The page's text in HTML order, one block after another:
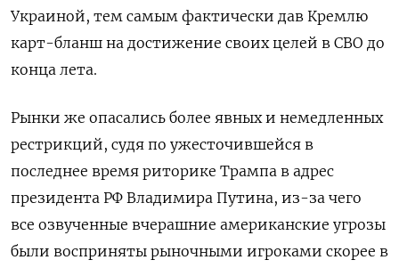
Украиной, тем самым фактически дав Кремлю
карт-бланш на достижение своих целей в СВО до
конца лета.
Рынки же опасались более явных и немедленных
рестрикций, судя по ужесточившейся в
последнее время риторике Трампа в адрес
президента РФ Владимира Путина, из-за чего
все озвученные вчерашние американские угрозы
были восприняты рыночными игроками скорее в